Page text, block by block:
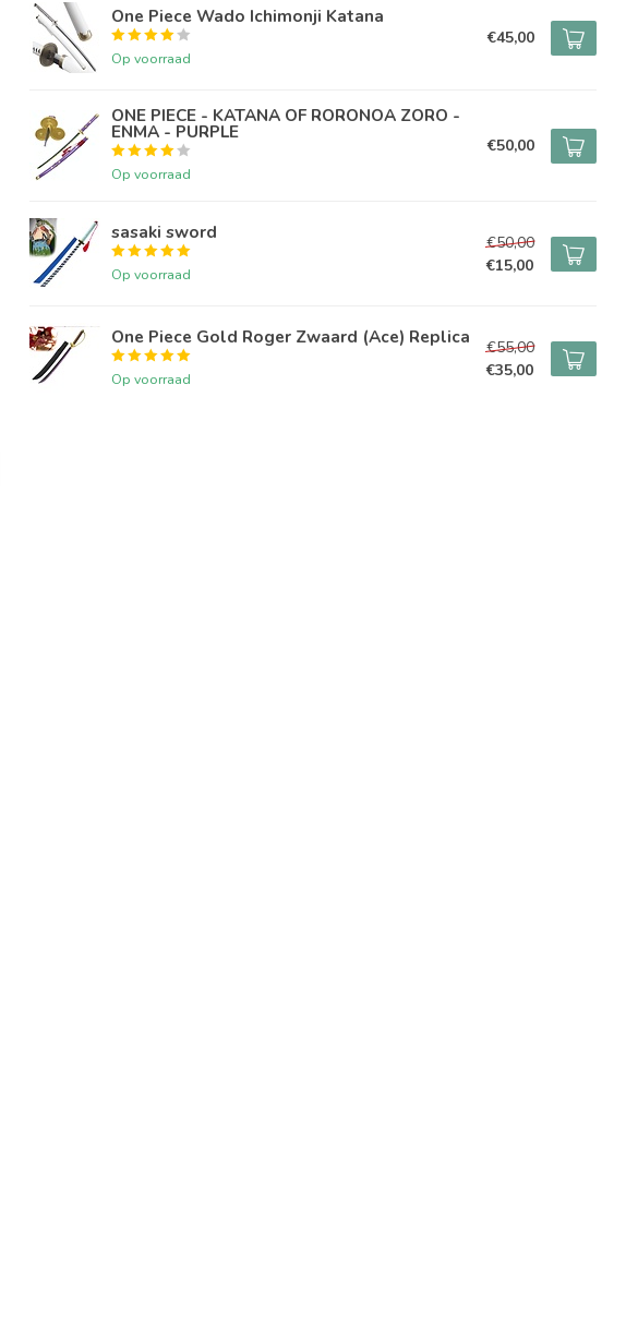
One Piece Wado Ichimonji Katana
Op voorraad
€45,00
ONE PIECE - KATANA OF RORONOA ZORO -
ENMA - PURPLE
Op voorraad
€50,00
sasaki sword
Op voorraad
€50,00
€15,00
One Piece Gold Roger Zwaard (Ace) Replica
Op voorraad
€55,00
€35,00